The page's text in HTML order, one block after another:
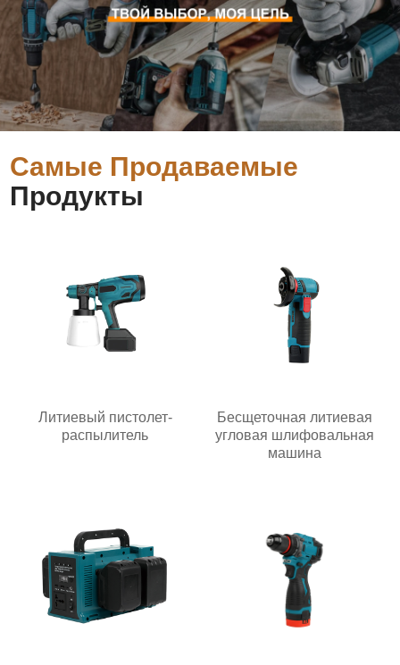
Самые Продаваемые
Продукты
Литиевый пистолет-
распылитель
Бесщеточная литиевая
угловая шлифовальная
машина